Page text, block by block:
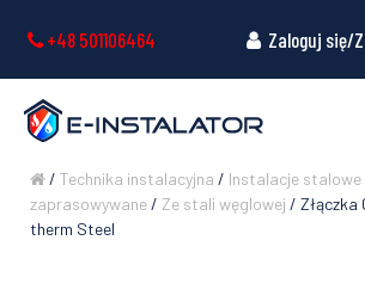
+48 501106464 Zaloguj się/
/ Technika instalacyjna / Instalacje stalowe
zaprasowywane/ Ze stali węglowej / Złączka
therm Steel